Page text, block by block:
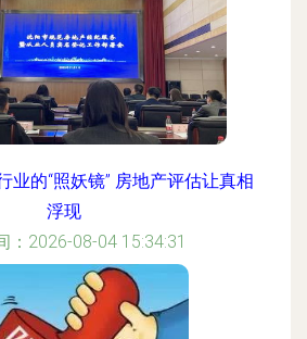
业的“照妖镜” 房地产评估让真相
浮现
：2026-08-04 15:34:31